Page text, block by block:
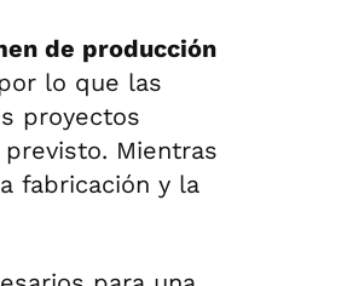
de producción
lo que las
proyectos
Mientras
fabricación y la